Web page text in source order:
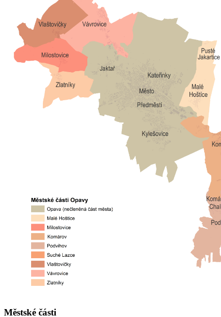
Městské části